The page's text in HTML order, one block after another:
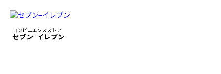
コンビニエンスストア
セブン−イレブン